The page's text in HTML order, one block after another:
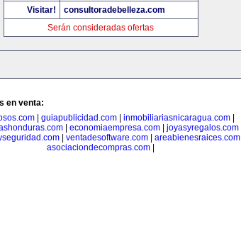
Visitar!
consultoradebelleza.com
Serán consideradas ofertas
en venta:
guiapublicidad.com inmobiliariasnicaragua.com
economiaempresa.com joyasyregalos.com
| ventadesoftware.com| areabienesraices.com|
asociaciondecompras.com